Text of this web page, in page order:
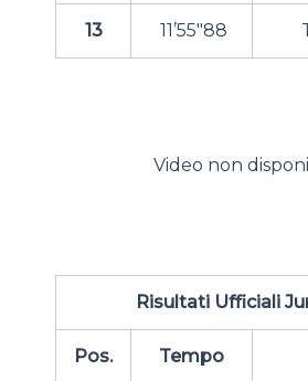
13 11’55″88
Video non
Risultati Ufficiali
Pos. Tempo